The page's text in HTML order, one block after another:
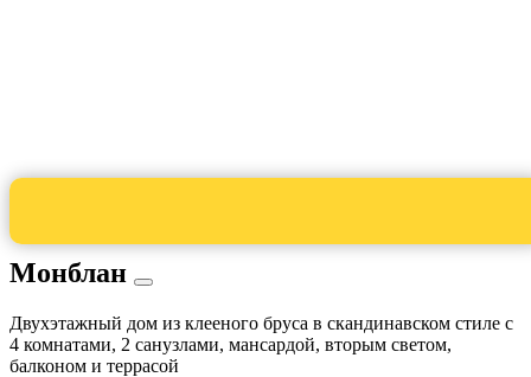
Монблан
Двухэтажный дом из клееного бруса в скандинавском стиле с
4 комнатами, 2 санузлами, мансардой, вторым светом,
балконом и террасой